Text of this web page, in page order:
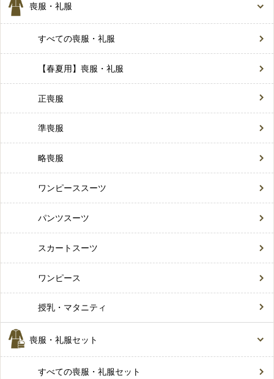
喪服・礼服
すべての喪服・礼服
【春夏用】喪服・礼服
正喪服
準喪服
略喪服
ワンピーススーツ
パンツスーツ
スカートスーツ
ワンピース
授乳・マタニティ
喪服・礼服セット
すべての喪服・礼服セット